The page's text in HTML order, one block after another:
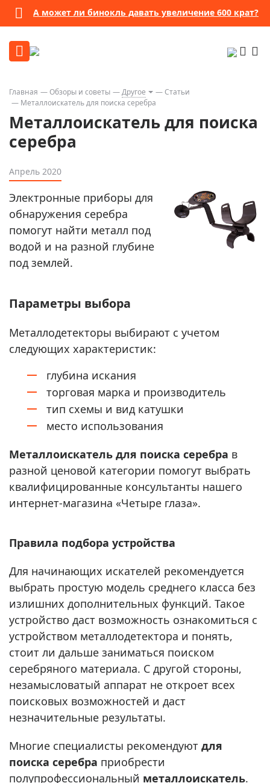
А может ли бинокль давать увеличение 600 крат?
Главная Обзоры и советы Другое
Статьи
Металлоискатель для поиска серебра
Металлоискатель для поиска
серебра
Апрель 2020
Электронные приборы для
обнаружения серебра
помогут найти металл под
водой и на разной глубине
под землей.
Параметры выбора
Металлодетекторы выбирают с учетом
следующих характеристик:
глубина искания
торговая марка и производитель
тип схемы и вид катушки
место использования
Металлоискатель для поиска серебра в
разной ценовой категории помогут выбрать
квалифицированные консультанты нашего
интернет-магазина «Четыре глаза».
Правила подбора устройства
Для начинающих искателей рекомендуется
выбрать простую модель среднего класса без
излишних дополнительных функций. Такое
устройство даст возможность ознакомиться с
устройством металлодетектора и понять,
стоит ли дальше заниматься поиском
серебряного материала. С другой стороны,
незамысловатый аппарат не откроет всех
поисковых возможностей и даст
незначительные результаты.
Многие специалисты рекомендуют для
поиска серебра приобрести
полупрофессиональный металлоискатель.